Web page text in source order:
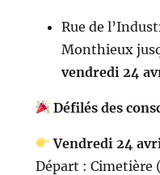
Rue de
Monthieux
vendredi 24
Défilés des
Vendredi 24
Départ : Cimetière